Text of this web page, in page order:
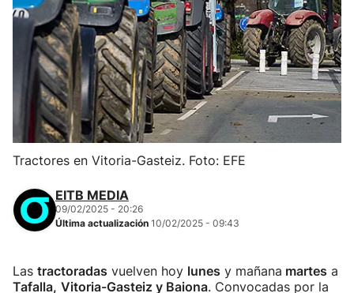
Tractores en Vitoria-Gasteiz. Foto: EFE
EITB MEDIA
09/02/2025 - 20:26
Última actualización 10/02/2025 - 09:43
Las tractoradas vuelven hoy lunes y mañana martes a
Tafalla, Vitoria-Gasteiz y Baiona. Convocadas por la